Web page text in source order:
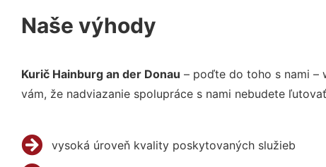
Naše výhody
Kurič Hainburg an der Donau – poďte do toho s nami –
vám, že nadviazanie spolupráce s nami nebudete
vysoká úroveň kvality poskytovaných služieb